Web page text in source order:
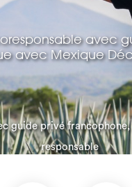
avec
avec Mexique
guide privé francophone,
responsable